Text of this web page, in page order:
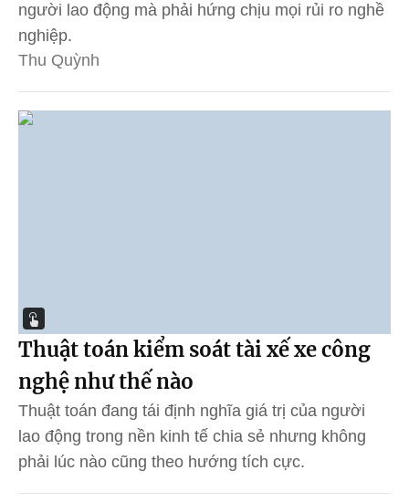
người lao động mà phải hứng chịu mọi rủi ro nghề
nghiệp.
Thu Quỳnh
Thuật toán kiểm soát tài xế xe công
nghệ như thế nào
Thuật toán đang tái định nghĩa giá trị của người
lao động trong nền kinh tế chia sẻ nhưng không
phải lúc nào cũng theo hướng tích cực.